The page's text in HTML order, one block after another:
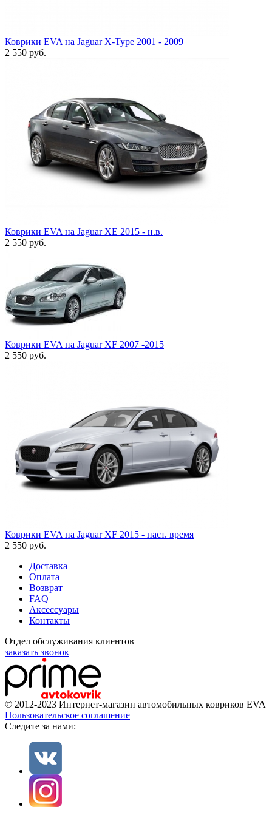
Коврики EVA на Jaguar X-Type 2001 - 2009
2 550 руб.
Коврики EVA на Jaguar XE 2015 - н.в.
2 550 руб.
Коврики EVA на Jaguar XF 2007 -2015
2 550 руб.
Коврики EVA на Jaguar XF 2015 - наст. время
2 550 руб.
Доставка
Оплата
Возврат
FAQ
Аксессуары
Контакты
Отдел обслуживания клиентов
заказать звонок
© 2012-2023 Интернет-магазин автомобильных ковриков EVA
Пользовательское соглашение
Cледите за нами: